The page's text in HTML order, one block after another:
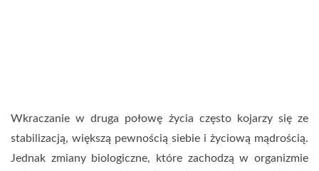
Wkraczanie w druga połowę życia często kojarzy się ze
stabilizacją, większą pewnością siebie i życiową mądrością.
Jednak zmiany biologiczne, które zachodzą w organizmie